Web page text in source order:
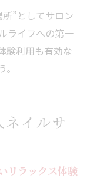
”としてサロン
ライフへの第一
験利用も有効な
ネイルサ
リラックス体験